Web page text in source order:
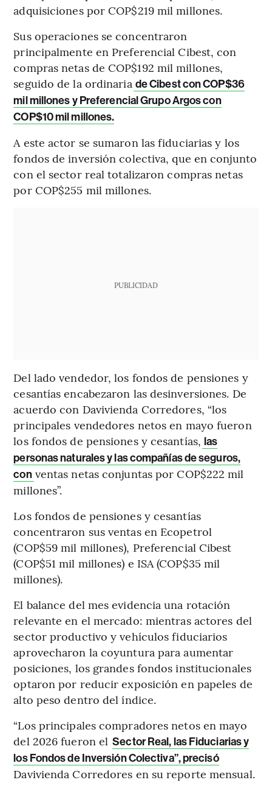
adquisiciones por COP$219 mil millones.
Sus operaciones se concentraron
principalmente en Preferencial Cibest, con
compras netas de COP$192 mil millones,
seguido de la ordinaria de Cibest con COP$36
mil millones y Preferencial Grupo Argos con
COP$10 mil millones.
A este actor se sumaron las fiduciarias y los
fondos de inversión colectiva, que en conjunto
con el sector real totalizaron compras netas
por COP$255 mil millones.
PUBLICIDAD
Del lado vendedor, los fondos de pensiones y
cesantías encabezaron las desinversiones. De
acuerdo con Davivienda Corredores, “los
principales vendedores netos en mayo fueron
los fondos de pensiones y cesantías, las
personas naturales y las compañías de seguros,
con ventas netas conjuntas por COP$222 mil
millones”.
Los fondos de pensiones y cesantías
concentraron sus ventas en Ecopetrol
(COP$59 mil millones), Preferencial Cibest
(COP$51 mil millones) e ISA (COP$35 mil
millones).
El balance del mes evidencia una rotación
relevante en el mercado: mientras actores del
sector productivo y vehículos fiduciarios
aprovecharon la coyuntura para aumentar
posiciones, los grandes fondos institucionales
optaron por reducir exposición en papeles de
alto peso dentro del índice.
“Los principales compradores netos en mayo
del 2026 fueron el Sector Real, las Fiduciarias y
los Fondos de Inversión Colectiva”, precisó
Davivienda Corredores en su reporte mensual.